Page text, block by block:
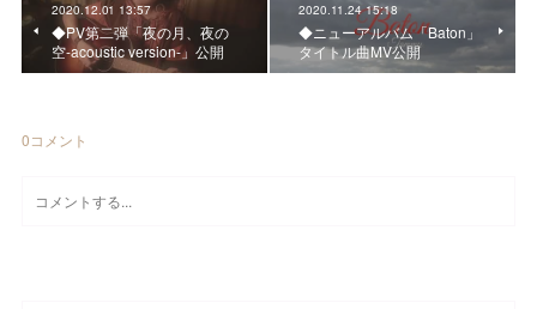
2020.12.01 13:57
◆PV第二弾「夜の月、夜の
空-acoustic version-」公開
2020.11.24 15:18
◆ニューアルバム「Baton」
タイトル曲MV公開
0コメント